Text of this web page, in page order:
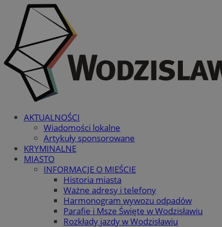
AKTUALNOŚCI
Wiadomości lokalne
Artykuły sponsorowane
KRYMINALNE
MIASTO
INFORMACJE O MIEŚCIE
Historia miasta
Ważne adresy i telefony
Harmonogram wywozu odpadów
Parafie i Msze Święte w Wodzisławiu
Rozkłady jazdy w Wodzisławiu